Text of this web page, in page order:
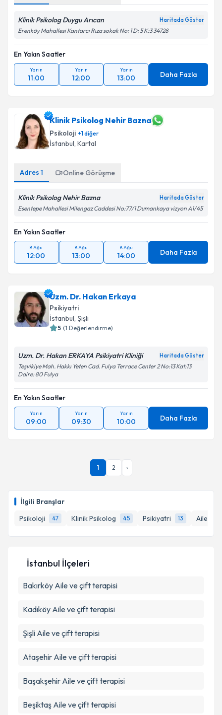
İlgili Branşlar
Psikoloji
47 Klinik Psikolog 45 Psikiyatri 13 Aile
Metni'ni okudum ve kişisel verilerimin belirtilen
kapsamda işlenmesini kabul ediyorum.
Takvim Talebini Gönder
Klinik Psikolog Duygu Arıcan Haritada Göster
Erenköy Mahallesi Kantarcı Rıza sokak No: 1 D: 5 K:3 34728
En Yakın Saatler
Yarın
11:00
Yarın
12:00
Yarın
13:00 Daha Fazla
Klinik Psikolog Nehir Bazna
Psikoloji +1diğer
İstanbul, Kartal
Adres 1 Online Görüşme
Klinik Psikolog Nehir Bazna Haritada Göster
Esentepe Mahallesi Milengaz Caddesi No:77/1 Dumankaya vizyon A1/45
En Yakın Saatler
8 Ağu
12:00
8 Ağu
13:00
8 Ağu
14:00 Daha Fazla
Uzm. Dr. Hakan Erkaya
Psikiyatri
İstanbul, Şişli
5 (1 Değerlendirme)
Uzm. Dr. Hakan ERKAYA Psikiyatri Kliniği Haritada Göster
Teşvikiye Mah. Hakkı Yeten Cad. Fulya Terrace Center 2 No:13 Kat:13
Daire: 80 Fulya
En Yakın Saatler
Yarın
09:00
Yarın
09:30
Yarın
10:00 Daha Fazla
1 2 ›
İstanbul İlçeleri
Bakırköy Aile ve çift terapisi
Kadıköy Aile ve çift terapisi
Şişli Aile ve çift terapisi
Ataşehir Aile ve çift terapisi
Başakşehir Aile ve çift terapisi
Beşiktaş Aile ve çift terapisi